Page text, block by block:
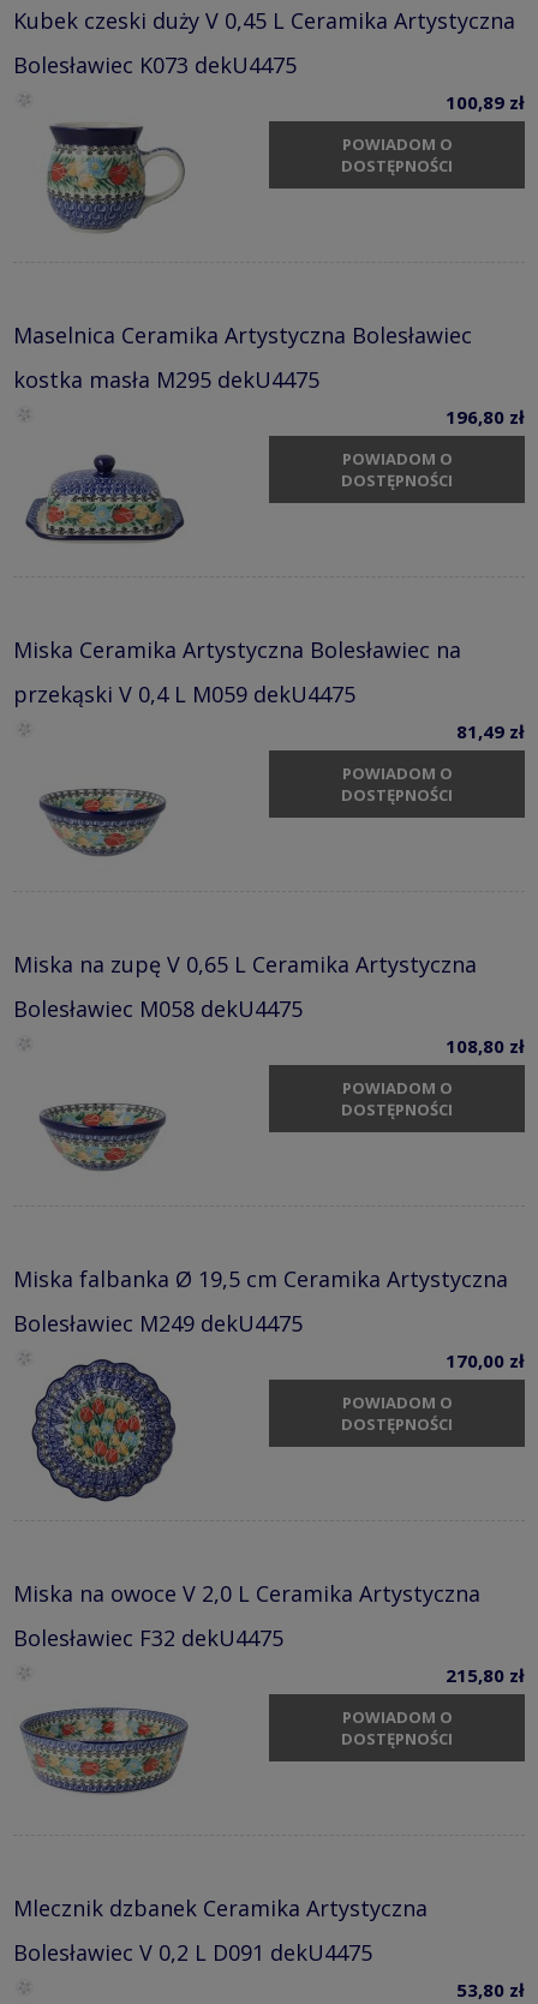
Kubek czeski duży V 0,45 L Ceramika Artystyczna
Bolesławiec K073 dekU4475
100,89 zł
POWIADOM O
DOSTĘPNOŚCI
Maselnica Ceramika Artystyczna Bolesławiec
kostka masła M295 dekU4475
196,80 zł
POWIADOM O
DOSTĘPNOŚCI
Miska Ceramika Artystyczna Bolesławiec na
przekąski V 0,4 L M059 dekU4475
81,49 zł
POWIADOM O
DOSTĘPNOŚCI
Miska na zupę V 0,65 L Ceramika Artystyczna
Bolesławiec M058 dekU4475
108,80 zł
POWIADOM O
DOSTĘPNOŚCI
Miska falbanka Ø 19,5 cm Ceramika Artystyczna
Bolesławiec M249 dekU4475
170,00 zł
POWIADOM O
DOSTĘPNOŚCI
Miska na owoce V 2,0 L Ceramika Artystyczna
Bolesławiec F32 dekU4475
215,80 zł
POWIADOM O
DOSTĘPNOŚCI
Mlecznik dzbanek Ceramika Artystyczna
Bolesławiec V 0,2 L D091 dekU4475
53,80 zł